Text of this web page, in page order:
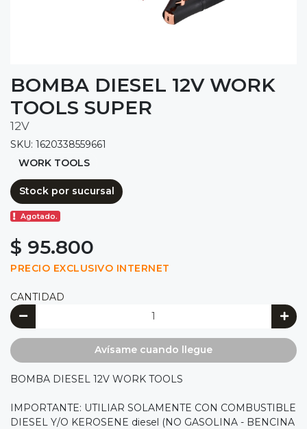
BOMBA DIESEL 12V WORK
TOOLS SUPER
12V
SKU: 1620338559661
WORK TOOLS
Stock por sucursal
Agotado.
$ 95.800
PRECIO EXCLUSIVO INTERNET
CANTIDAD
Avísame cuando llegue
BOMBA DIESEL 12V WORK TOOLS
IMPORTANTE: UTILIAR SOLAMENTE CON COMBUSTIBLE
DIESEL Y/O KEROSENE diesel (NO GASOLINA - BENCINA